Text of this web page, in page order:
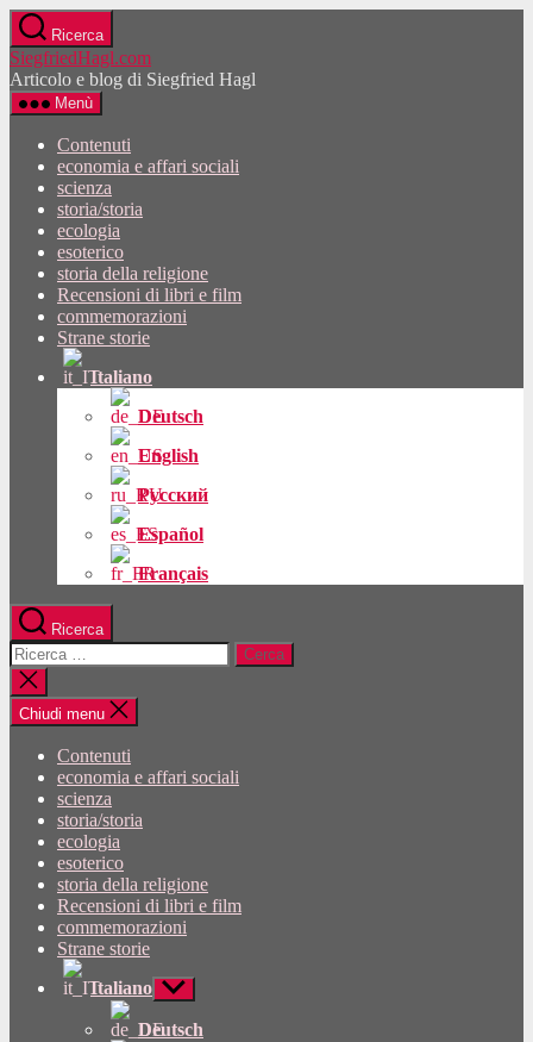
Vai
al
contenuto
Ricerca
SiegfriedHagl.com
Articolo e blog di Siegfried Hagl
Menù
Contenuti
economia e affari sociali
scienza
storia/storia
ecologia
esoterico
storia della religione
Recensioni di libri e film
commemorazioni
Strane storie
Italiano
Deutsch
English
Русский
Español
Français
Ricerca
Cercare:
Chiudi
la
ricerca
Chiudi menu
Contenuti
economia e affari sociali
scienza
storia/storia
ecologia
esoterico
storia della religione
Recensioni di libri e film
commemorazioni
Strane storie
Italiano Mostra
sottomenu
Deutsch